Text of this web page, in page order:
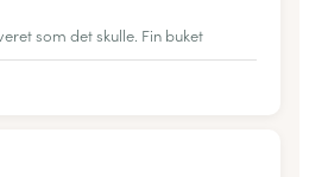
som det skulle. Fin buket